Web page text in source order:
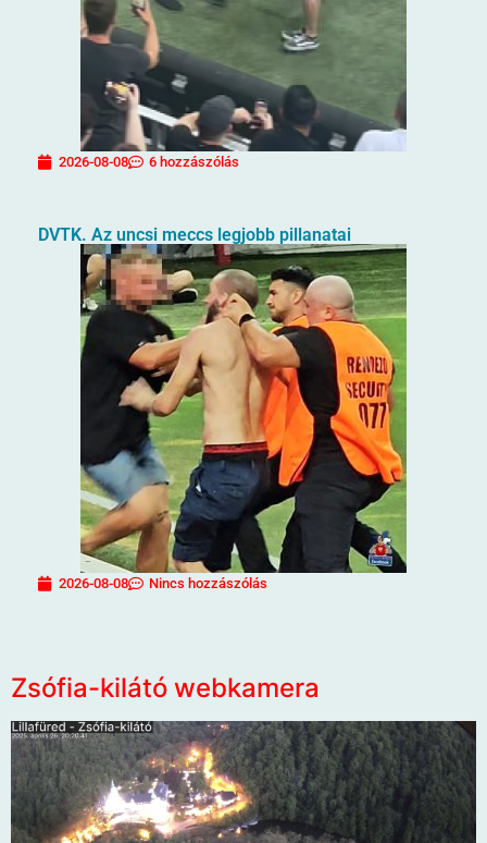
2026-08-08 6 hozzászólás
DVTK. Az uncsi meccs legjobb pillanatai
2026-08-08 Nincs hozzászólás
Zsófia-kilátó webkamera